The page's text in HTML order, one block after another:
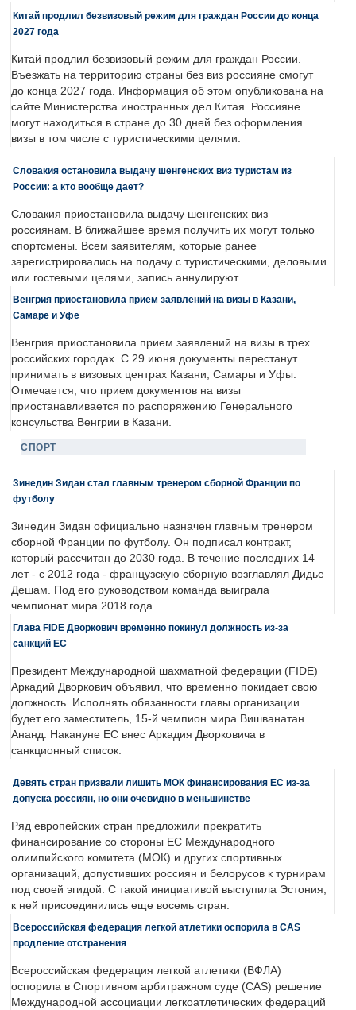
Китай продлил безвизовый режим для граждан России до конца
2027 года
Китай продлил безвизовый режим для граждан России.
Въезжать на территорию страны без виз россияне смогут
до конца 2027 года. Информация об этом опубликована на
сайте Министерства иностранных дел Китая. Россияне
могут находиться в стране до 30 дней без оформления
визы в том числе с туристическими целями.
Словакия остановила выдачу шенгенских виз туристам из
России: а кто вообще дает?
Словакия приостановила выдачу шенгенских виз
россиянам. В ближайшее время получить их могут только
спортсмены. Всем заявителям, которые ранее
зарегистрировались на подачу с туристическими, деловыми
или гостевыми целями, запись аннулируют.
Венгрия приостановила прием заявлений на визы в Казани,
Самаре и Уфе
Венгрия приостановила прием заявлений на визы в трех
российских городах. С 29 июня документы перестанут
принимать в визовых центрах Казани, Самары и Уфы.
Отмечается, что прием документов на визы
приостанавливается по распоряжению Генерального
консульства Венгрии в Казани.
СПОРТ
Зинедин Зидан стал главным тренером сборной Франции по
футболу
Зинедин Зидан официально назначен главным тренером
сборной Франции по футболу. Он подписал контракт,
который рассчитан до 2030 года. В течение последних 14
лет - с 2012 года - французскую сборную возглавлял Дидье
Дешам. Под его руководством команда выиграла
чемпионат мира 2018 года.
Глава FIDE Дворкович временно покинул должность из-за
санкций ЕС
Президент Международной шахматной федерации (FIDE)
Аркадий Дворкович объявил, что временно покидает свою
должность. Исполнять обязанности главы организации
будет его заместитель, 15-й чемпион мира Вишванатан
Ананд. Накануне ЕС внес Аркадия Дворковича в
санкционный список.
Девять стран призвали лишить МОК финансирования ЕС из-за
допуска россиян, но они очевидно в меньшинстве
Ряд европейских стран предложили прекратить
финансирование со стороны ЕС Международного
олимпийского комитета (МОК) и других спортивных
организаций, допустивших россиян и белорусов к турнирам
под своей эгидой. С такой инициативой выступила Эстония,
к ней присоединились еще восемь стран.
Всероссийская федерация легкой атлетики оспорила в CAS
продление отстранения
Всероссийская федерация легкой атлетики (ВФЛА)
оспорила в Спортивном арбитражном суде (CAS) решение
Международной ассоциации легкоатлетических федераций